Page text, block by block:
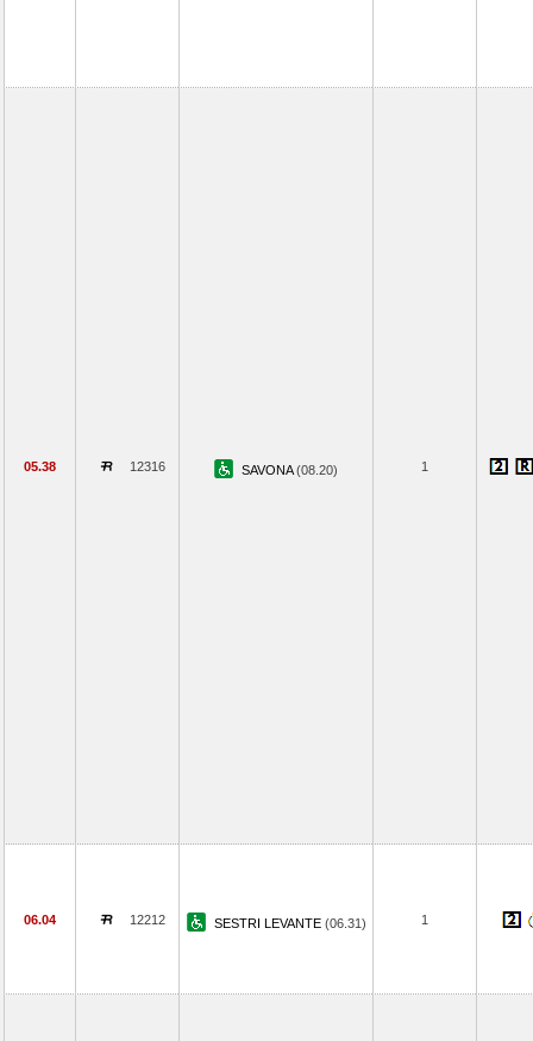
05.38 12316 SAVONA(08.20) 1
06.04 12212 SESTRI LEVANTE (06.31) 1